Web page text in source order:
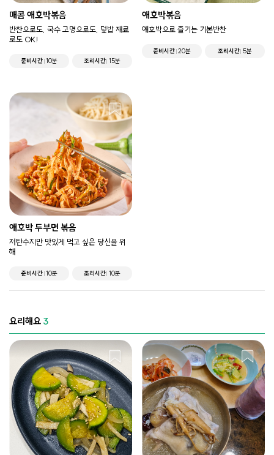
매콤 애호박볶음
반찬으로도, 국수 고명으로도, 덮밥 재료
로도 OK!
준비시간 10분 조리시간 15분
애호박볶음
애호박으로 즐기는 기본반찬
준비시간 20분 조리시간 5분
애호박 두부면 볶음
저탄수지만 맛있게 먹고 싶은 당신을 위
해
준비시간 10분 조리시간 10분
요리해요 3